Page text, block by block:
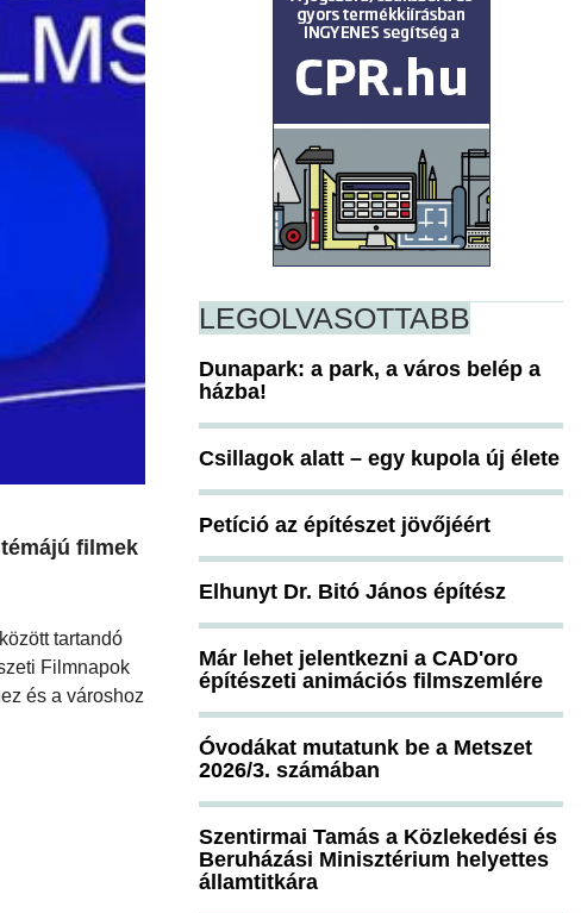
filmek
tartandó
Filmnapok
és a városhoz
LEGOLVASOTTABB
Dunapark: a park, a város belép a
házba!
Csillagok alatt – egy kupola új élete
Petíció az építészet jövőjéért
Elhunyt Dr. Bitó János építész
Már lehet jelentkezni a CAD'oro
építészeti animációs filmszemlére
Óvodákat mutatunk be a Metszet
2026/3. számában
Szentirmai Tamás a Közlekedési és
Beruházási Minisztérium helyettes
államtitkára